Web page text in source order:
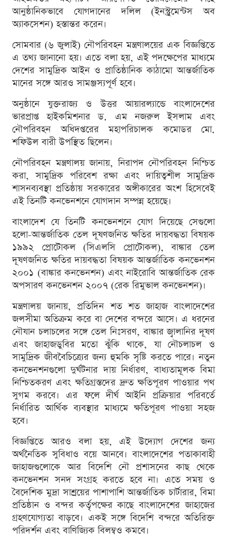
আনুষ্ঠানিকভাবে যোগদানের দলিল (ইনস্ট্রুমেন্টস অব
অ্যাকসেশন) হস্তান্তর করেন।
সোমবার (৬ জুলাই) নৌপরিবহন মন্ত্রণালয়ের এক বিজ্ঞপ্তিতে
এ তথ্য জানানো হয়। এতে বলা হয়, এই পদক্ষেপের মাধ্যমে
দেশের সামুদ্রিক আইন ও প্রাতিষ্ঠানিক কাঠামো আন্তর্জাতিক
মানের সঙ্গে আরও সামঞ্জস্যপূর্ণ হবে।
অনুষ্ঠানে যুক্তরাজ্য ও উত্তর আয়ারল্যান্ডে বাংলাদেশের
ভারপ্রাপ্ত হাইকমিশনার ড. এম নজরুল ইসলাম এবং
নৌপরিবহন অধিদপ্তরের মহাপরিচালক কমোডর মো.
শফিউল বারী উপস্থিত ছিলেন।
নৌপরিবহন মন্ত্রণালয় জানায়, নিরাপদ নৌপরিবহন নিশ্চিত
করা, সামুদ্রিক পরিবেশ রক্ষা এবং দায়িত্বশীল সামুদ্রিক
শাসনব্যবস্থা প্রতিষ্ঠায় সরকারের অঙ্গীকারের অংশ হিসেবেই
এই তিনটি কনভেনশনে যোগদান সম্পন্ন হয়েছে।
বাংলাদেশ যে তিনটি কনভেনশনে যোগ দিয়েছে সেগুলো
হলো-আন্তর্জাতিক তেল দূষণজনিত ক্ষতির দায়বদ্ধতা বিষয়ক
১৯৯২ প্রোটোকল (সিএলসি প্রোটোকল), বাঙ্কার তেল
দূষণজনিত ক্ষতির দায়বদ্ধতা বিষয়ক আন্তর্জাতিক কনভেনশন
২০০১ (বাঙ্কার কনভেনশন) এবং নাইরোবি আন্তর্জাতিক রেক
অপসারণ কনভেনশন ২০০৭ (রেক রিমুভাল কনভেনশন)।
মন্ত্রণালয় জানায়, প্রতিদিন শত শত জাহাজ বাংলাদেশের
জলসীমা অতিক্রম করে বা দেশের বন্দরে আসে। এ ধরনের
নৌযান চলাচলের সঙ্গে তেল নিঃসরণ, বাঙ্কার জ্বালানির দূষণ
এবং জাহাজডুবির মতো ঝুঁকি থাকে, যা নৌচলাচল ও
সামুদ্রিক জীববৈচিত্র্যের জন্য হুমকি সৃষ্টি করতে পারে। নতুন
কনভেনশনগুলো দুর্ঘটনার দায় নির্ধারণ, বাধ্যতামূলক বিমা
নিশ্চিতকরণ এবং ক্ষতিগ্রস্তদের দ্রুত ক্ষতিপূরণ পাওয়ার পথ
সুগম করবে। এর ফলে দীর্ঘ আইনি প্রক্রিয়ার পরিবর্তে
নির্ধারিত আর্থিক ব্যবস্থার মাধ্যমে ক্ষতিপূরণ পাওয়া সহজ
হবে।
বিজ্ঞপ্তিতে আরও বলা হয়, এই উদ্যোগ দেশের জন্য
অর্থনৈতিক সুবিধাও বয়ে আনবে। বাংলাদেশের পতাকাবাহী
জাহাজগুলোকে আর বিদেশি নৌ প্রশাসনের কাছ থেকে
কনভেনশন সনদ সংগ্রহ করতে হবে না। এতে সময় ও
বৈদেশিক মুদ্রা সাশ্রয়ের পাশাপাশি আন্তর্জাতিক চার্টারার, বিমা
প্রতিষ্ঠান ও বন্দর কর্তৃপক্ষের কাছে বাংলাদেশের জাহাজের
গ্রহণযোগ্যতা বাড়বে। একই সঙ্গে বিদেশি বন্দরে অতিরিক্ত
পরিদর্শন এবং বাণিজ্যিক বিলম্বও কমবে।